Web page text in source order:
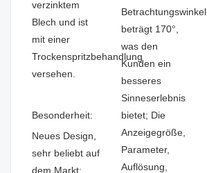
verzinktem
Blech und ist
mit einer
Trockenspritzbehandlung
versehen.
Besonderheit:
Neues Design,
sehr beliebt auf
dem Markt;
Betrachtungswinkel
beträgt 170°,
was den
Kunden ein
besseres
Sinneserlebnis
bietet; Die
Anzeigegröße,
Parameter,
Auflösung,